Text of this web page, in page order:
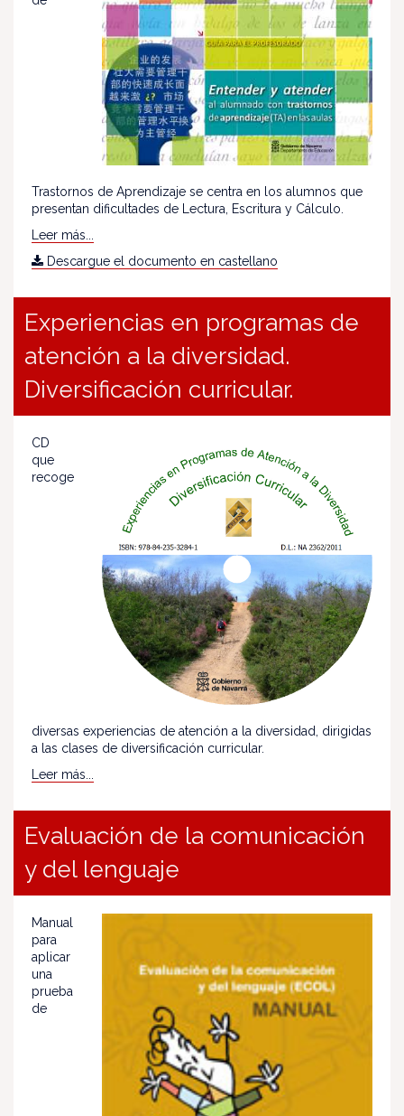
Trastornos de Aprendizaje se centra en los alumnos que
presentan dificultades de Lectura, Escritura y Cálculo.
Leer más...
Descargue el documento en castellano
Experiencias en programas de
atención a la diversidad.
Diversificación curricular.
CD
que
recoge
diversas experiencias de atención a la diversidad, dirigidas
a las clases de diversificación curricular.
Leer más...
Evaluación de la comunicación
y del lenguaje
Manual
para
aplicar
una
prueba
de